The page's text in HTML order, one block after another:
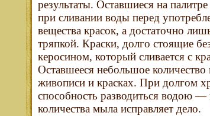
результаты. Оставшиеся на
при сливании воды перед
вещества красок, а достаточно
тряпкой. Краски, долго стоящие
керосином, который сливается с
Оставшееся небольшое
живописи и красках. При долгом
способность разводиться водою
количества мыла исправляет дело.